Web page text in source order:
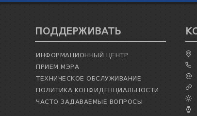
ПОДДЕРЖИВАТЬ
ИНФОРМАЦИОННЫЙ ЦЕНТР
ПРИЕМ МЭРА
ТЕХНИЧЕСКОЕ ОБСЛУЖИВАНИЕ
ПОЛИТИКА КОНФИДЕНЦИАЛЬНОСТИ
ЧАСТО ЗАДАВАЕМЫЕ ВОПРОСЫ